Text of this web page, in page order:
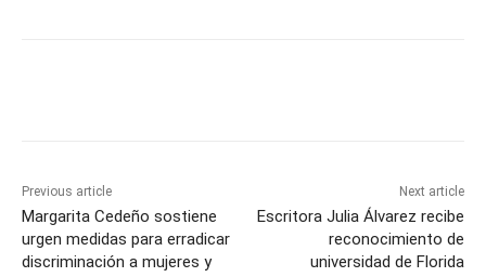
Previous article
Margarita Cedeño sostiene
urgen medidas para erradicar
discriminación a mujeres y
Next article
Escritora Julia Álvarez recibe
reconocimiento de
universidad de Florida